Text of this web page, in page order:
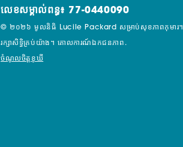
លេខសម្គាល់ពន្ធ៖ 77-0440090
© ២០២៦ មូលនិធិ Lucile Packard សម្រាប់សុខភាពកុមារ
រក្សាសិទ្ធិគ្រប់យ៉ាង។ គោលការណ៍ឯកជនភាព.
ចំណូលចិត្តខូឃី